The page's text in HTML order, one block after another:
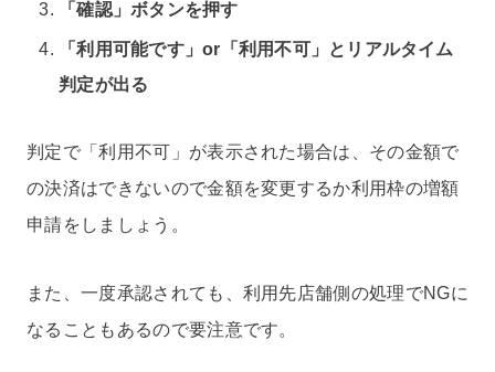
「確認」ボタンを押す
「利用可能です」or「利用不可」とリアルタイム
判定が出る
判定で「利用不可」が表示された場合は、その金額で
の決済はできないので金額を変更するか利用枠の増額
申請をしましょう。
また、一度承認されても、利用先店舗側の処理でNGに
なることもあるので要注意です。